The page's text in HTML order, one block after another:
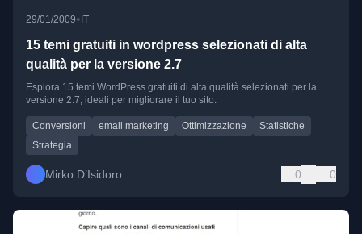
29/01/2009• IT
15 temi gratuiti in wordpress selezionati di alta
qualità per la versione 2.7
Esplora 15 temi WordPress gratuiti di alta qualità selezionati per la
versione 2.7, ideali per migliorare il tuo sito.
Conversioni email marketing Ottimizzazione
Statistiche
Strategia
Mirko D’Isidoro 0 0